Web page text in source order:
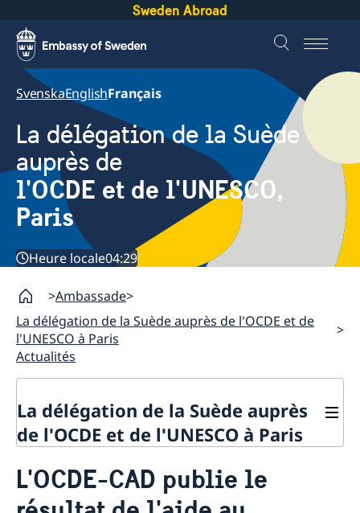
Sweden Abroad
SvenskaEnglishFrançais
La délégation de la Suède
auprès de
l'OCDE et de l'UNESCO,
Paris
Heure locale04:29
Ambassade
La délégation de la Suède auprès de l'OCDE et de
l'UNESCO à Paris
Actualités
La délégation de la Suède auprès
de l'OCDE et de l'UNESCO à Paris
À propos de la délégation
Actualités
L'OCDE-CAD publie le